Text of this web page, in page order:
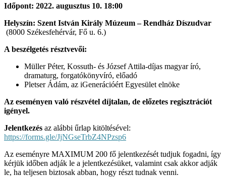
Időpont: 2022. augusztus 10. 18:00
Helyszín: Szent István Király Múzeum – Rendház Díszudvar
(8000 Székesfehérvár, Fő u. 6.)
A beszélgetés résztvevői:
Müller Péter, Kossuth- és József Attila-díjas magyar író,
dramaturg, forgatókönyvíró, előadó
Pletser Ádám, az iGenerációért Egyesület elnöke
Az eseményen való részvétel díjtalan, de előzetes regisztrációt
igényel.
Jelentkezés az alábbi űrlap kitöltésével:
https://forms.gle/JjNGseTrbZ4NPzsp6
Az eseményre MAXIMUM 200 fő jelentkezését tudjuk fogadni, így
kérjük időben adják le a jelentkezésüket, valamint csak akkor adják
le, ha teljesen biztosak abban, hogy részt tudnak venni.